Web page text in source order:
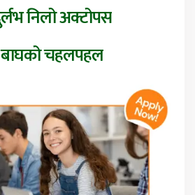
निलो अक्टोपस
चहलपहल